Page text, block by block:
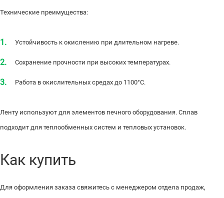
Технические преимущества:
Устойчивость к окислению при длительном нагреве.
Сохранение прочности при высоких температурах.
Работа в окислительных средах до 1100°С.
Ленту используют для элементов печного оборудования. Сплав
подходит для теплообменных систем и тепловых установок.
Как купить
Для оформления заказа свяжитесь с менеджером отдела продаж,